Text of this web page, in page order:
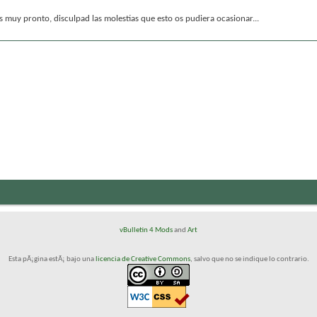
muy pronto, disculpad las molestias que esto os pudiera ocasionar...
vBulletin 4 Modsand Art
Esta pÃ¡gina estÃ¡ bajo una licencia de Creative Commons, salvo que no se indique lo contrario.